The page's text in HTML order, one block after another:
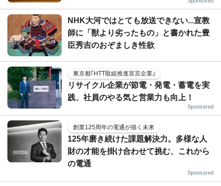
NHK大河ではとても放送できない...宣教
師に「獣より劣ったもの」と書かれた豊
臣秀吉のおぞましき性欲
東京都｢HTT取組推進宣言企業｣
リサイクル企業が節電・発電・蓄電を実
践、社員のやる気と営業力も向上！
Sponsored
創業125周年の電通が描く未来
125年磨き続けた課題解決力。多様な人
財の才能を掛け合わせて挑む、これから
の電通
Sponsored